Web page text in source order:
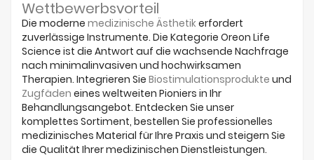
Wettbewerbsvorteil
Die moderne medizinische Ästhetikerfordert
zuverlässige Instrumente. Die Kategorie Oreon Life
Science ist die Antwort auf die wachsende Nachfrage
nach minimalinvasiven und hochwirksamen
Therapien. Integrieren Sie Biostimulationsprodukte und
Zugfäden eines weltweiten Pioniers in Ihr
Behandlungsangebot. Entdecken Sie unser
komplettes Sortiment, bestellen Sie professionelles
medizinisches Material für Ihre Praxis und steigern Sie
die Qualität Ihrer medizinischen Dienstleistungen.